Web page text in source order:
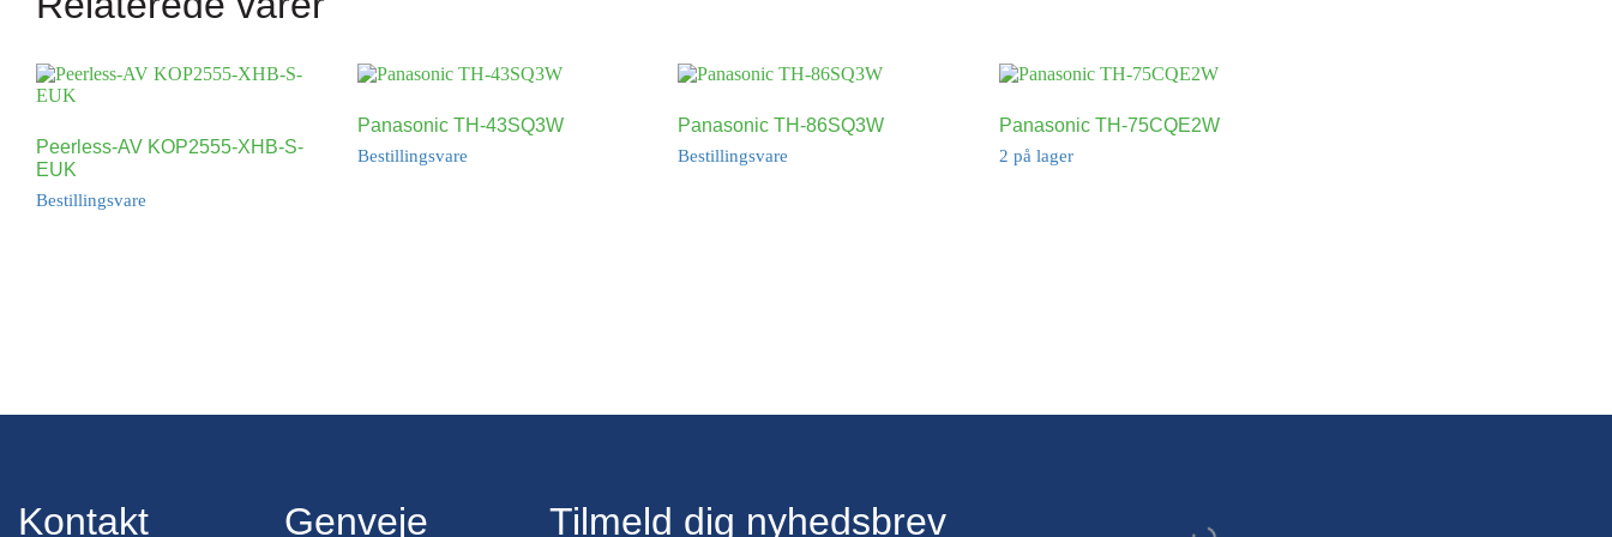
Peerless-AV KOP2555-XHB-S-
EUK
Bestillingsvare
Panasonic TH-43SQ3W
Bestillingsvare
Panasonic TH-86SQ3W
Bestillingsvare
Panasonic TH-75CQE2W
2 på lager
Kontakt Genveje Tilmeld dig nyhedsbrev